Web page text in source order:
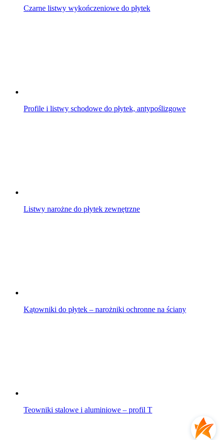
Czarne listwy wykończeniowe do płytek
Profile i listwy schodowe do płytek, antypoślizgowe
Listwy narożne do płytek zewnętrzne
Kątowniki do płytek – narożniki ochronne na ściany
Teowniki stalowe i aluminiowe – profil T